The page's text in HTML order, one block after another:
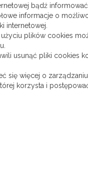
bądź
informacje o
internetowej.
plików cookies
usunąć pliki cookies
się więcej o
korzysta i